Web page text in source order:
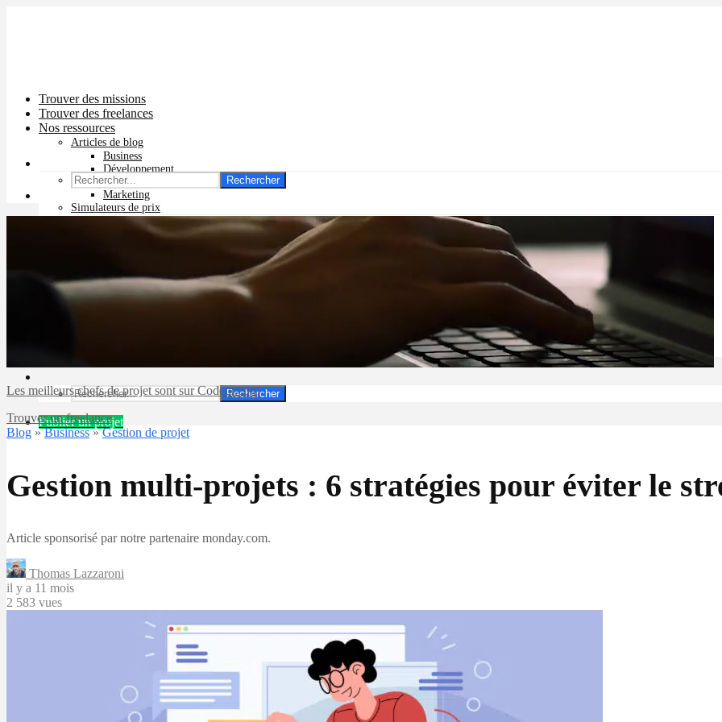
Trouver des missions
Trouver des freelances
Nos ressources
Articles de blog
Business
Développement
Graphisme
Marketing
Simulateurs de prix
Prix app mobile
Prix site vitrine
Prix logiciel
Prix chatbot
Rechercher
Publier un projet
Rechercher
Les meilleurs chefs de projet sont sur Codeur.com
Trouver un freelance
Blog »Business»Gestion de projet
Gestion multi-projets : 6 stratégies pour éviter le
Article sponsorisé par notre partenaire monday.com.
Thomas Lazzaroni
il y a 11 mois
2 583 vues